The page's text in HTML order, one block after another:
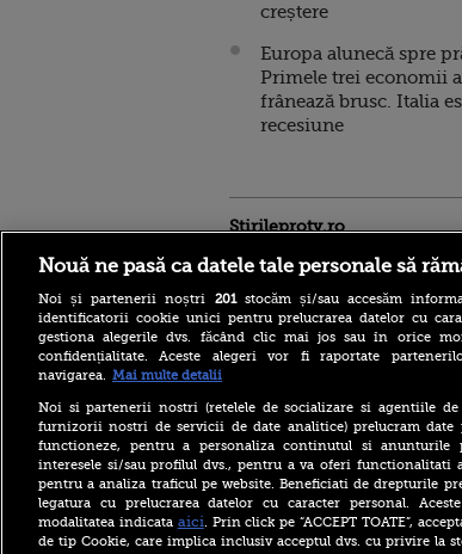
creștere
Europa alunecă spre
Primele trei economii
frânează brusc. Italia
recesiune
Stirileprotv.ro
Ţinta dronei găsite la
Leipzig, în Germania, era o
aeronavă ucraineană care
transporta muniţie
Societatea de Transport
București și-a cerut
insolvența. Solicitarea a fost
înregistrată la Tribunal
Nouă ne pasă ca datele tale personale să
Noi și partenerii noștri 201stocăm și/sau accesăm
identificatorii cookie unici pentru prelucrarea datelor cu
gestiona alegerile dvs. făcând clic mai jos sau în orice
confidențialitate. Aceste alegeri vor fi raportate
navigarea. Mai multe detalii
Noi si partenerii nostri (retelele de socializare si agentiile
furnizorii nostri de servicii de date analitice) prelucram date
functioneze, pentru a personaliza continutul si anunturile
interesele si/sau profilul dvs., pentru a va oferi functionalitati
pentru a analiza traficul pe website. Beneficiati de drepturile
legatura cu prelucrarea datelor cu caracter personal.
modalitatea indicata aici. Prin click pe “ACCEPT TOATE”,
de tip Cookie, care implica inclusiv acceptul dvs. cu privire la